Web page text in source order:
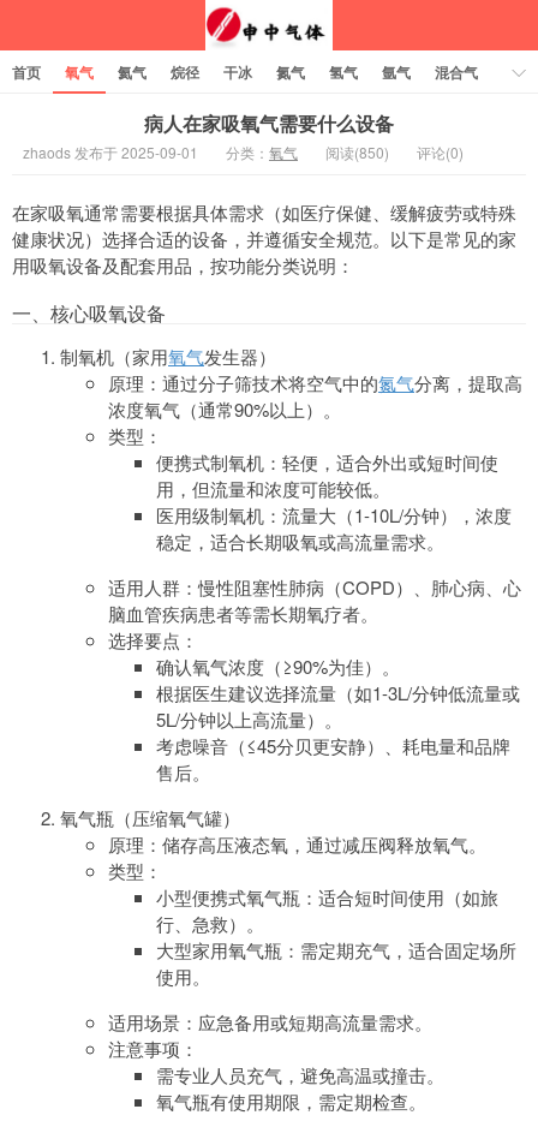
首页 氧气 氦气 烷径 干冰 氮气 氢气 氩气
混合气
病人在家吸氧气需要什么设备
zhaods 发布于 2025-09-01 分类： 氧气 阅读(850) 评论(0)
在家吸氧通常需要根据具体需求（如医疗保健、缓解疲劳或特殊
健康状况）选择合适的设备，并遵循安全规范。以下是常见的家
用吸氧设备及配套用品，按功能分类说明：
一、核心吸氧设备
制氧机（家用氧气发生器）
原理：通过分子筛技术将空气中的氮气分离，提取高
浓度氧气（通常90%以上）。
类型：
便携式制氧机：轻便，适合外出或短时间使
用，但流量和浓度可能较低。
医用级制氧机：流量大（1-10L/分钟），浓度
稳定，适合长期吸氧或高流量需求。
适用人群：慢性阻塞性肺病（COPD）、肺心病、心
脑血管疾病患者等需长期氧疗者。
选择要点：
确认氧气浓度（≥90%为佳）。
根据医生建议选择流量（如1-3L/分钟低流量或
5L/分钟以上高流量）。
考虑噪音（≤45分贝更安静）、耗电量和品牌
售后。
氧气瓶（压缩氧气罐）
原理：储存高压液态氧，通过减压阀释放氧气。
类型：
小型便携式氧气瓶：适合短时间使用（如旅
行、急救）。
大型家用氧气瓶：需定期充气，适合固定场所
使用。
适用场景：应急备用或短期高流量需求。
注意事项：
需专业人员充气，避免高温或撞击。
氧气瓶有使用期限，需定期检查。